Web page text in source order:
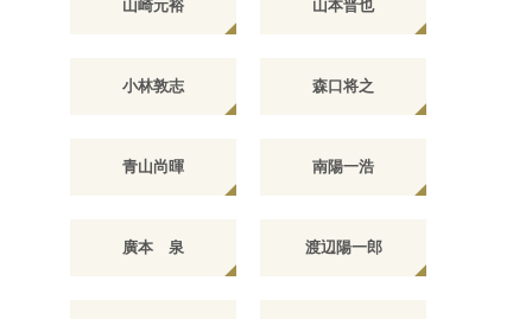
山崎元裕 山本晋也
小林敦志 森口将之
青山尚暉 南陽一浩
廣本 泉 渡辺陽一郎